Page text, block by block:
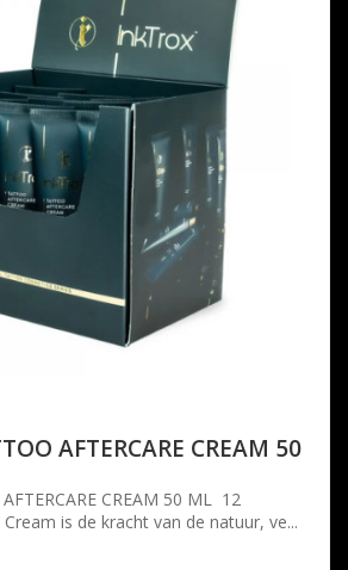
AFTERCARE CREAM 50
CREAM 50 ML 12
is de kracht van de natuur, ve...